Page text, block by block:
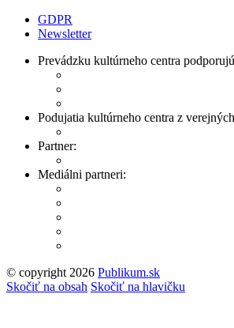
GDPR
Newsletter
Prevádzku kultúrneho centra
Podujatia kultúrneho centra z
Partner:
Mediálni partneri:
© copyright 2026 Publikum.sk
Tvorba stránok: Enjoy
Skočiť na obsah Skočiť na hlavičku